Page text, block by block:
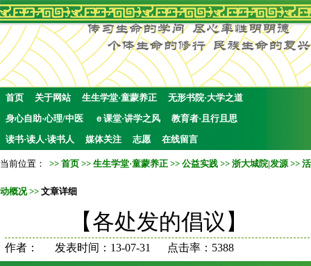
首页 关于网站 生生学堂·童蒙养正
无形书院·大学之道
身心自助·心理/中医
ｅ课堂·讲学之风
教育者·且行且思
读书·读人·读书人
媒体关注 志愿 在线留言
当前位置： >> 首页 >> 生生学堂·童蒙养正 >> 公益实践 >> 浙大城院|发源>> 活
动概况>> 文章详细
【各处发的倡议】
作者： 发表时间：13-07-31 点击率：5388